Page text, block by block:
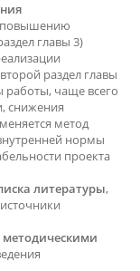
главы 3)
раздел главы
работы, чаще всего
снижения
метод
нормы
проекта
литературы,
методическими